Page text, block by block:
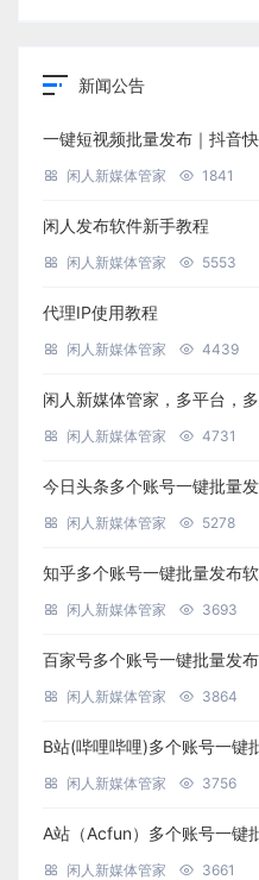
新闻公告
一键短视频批量发布｜抖音
闲人新媒体管家 1841
闲人发布软件新手教程
闲人新媒体管家 5553
代理IP使用教程
闲人新媒体管家 4439
闲人新媒体管家，多平台，
闲人新媒体管家 4731
今日头条多个账号一键批量
闲人新媒体管家 5278
知乎多个账号一键批量发布
闲人新媒体管家 3693
百家号多个账号一键批量发
闲人新媒体管家 3864
B站(哔哩哔哩)多个账号一键
闲人新媒体管家 3756
A站（Acfun）多个账号一键
闲人新媒体管家 3661